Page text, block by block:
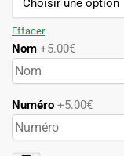
était :
est :
Effacer
Nom +5.00€
Numéro +5.00€